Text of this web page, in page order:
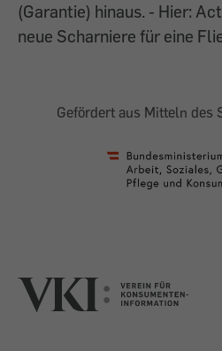
(Garantie) hinaus. - Hier:
neue Scharniere für eine
Gefördert aus Mitteln des